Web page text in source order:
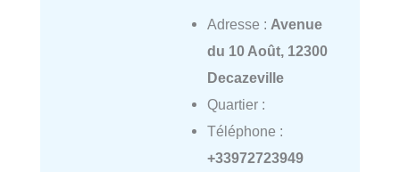
Adresse : Avenue
du 10 Août, 12300
Decazeville
Quartier :
Téléphone :
+33972723949